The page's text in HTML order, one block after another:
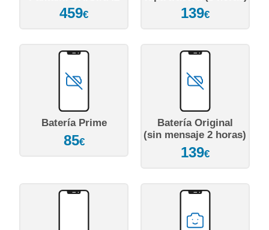
459€ 139€
Batería Prime
85€
Batería Original
(sin mensaje 2 horas)
139€